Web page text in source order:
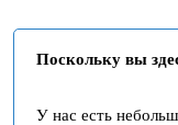
Поскольку вы
У нас есть